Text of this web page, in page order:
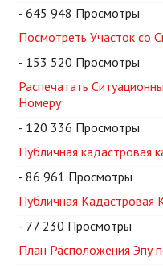
- 645 948 Просмотры
Посмотреть Участок со
- 153 520 Просмотры
Распечатать
Номеру
- 120 336 Просмотры
Публичная кадастровая
- 86 961 Просмотры
Публичная Кадастровая
- 77 230 Просмотры
План Расположения Эпу